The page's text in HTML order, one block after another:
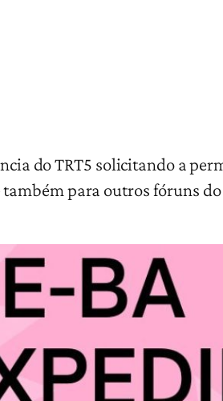
do TRT5 solicitando a
para outros fóruns